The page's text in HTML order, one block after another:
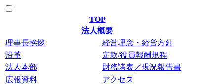
TOP
法人概要
理事長挨拶
経営理念・経営方針
沿革
定款/役員報酬規程
法人本部
財務諸表／現況報告書
広報資料
アクセス